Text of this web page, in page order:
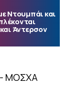
Ντουμπάι και
Άντερσον
ΜΟΣΧΑ